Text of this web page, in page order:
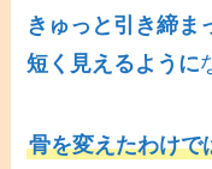
きゅっと引き締ま
短く見えるように
骨を変えたわけで